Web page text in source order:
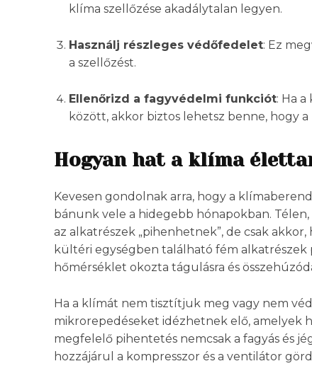
klíma szellőzése akadálytalan legyen.
Használj részleges védőfedelet: Ez
a szellőzést.
Ellenőrizd a fagyvédelmi funkciót: Ha
között, akkor biztos lehetsz benne, hogy
Hogyan hat a klíma
Kevesen gondolnak arra, hogy a
bánunk vele a hidegebb hónapokban.
az alkatrészek „pihenhetnek”, de csak
kültéri egységben található fém
hőmérséklet okozta tágulásra és
Ha a klímát nem tisztítjuk meg vagy nem
mikrorepedéseket idézhetnek elő, amelyek
megfelelő pihentetés nemcsak a fagyás és
hozzájárul a kompresszor és a ventilátor